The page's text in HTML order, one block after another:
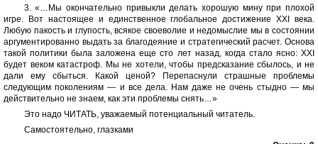
3. «…Мы окончательно привыкли делать хорошую мину при плохой
игре. Вот настоящее и единственное глобальное достижение XXI века.
Любую пакость и глупость, всякое своеволие и недомыслие мы в состоянии
аргументированно выдать за благодеяние и стратегический расчет. Основа
такой политики была заложена еще сто лет назад, когда стало ясно: XXI
будет веком катастроф. Мы не хотели, чтобы предсказание сбылось, и не
дали ему сбыться. Какой ценой? Перепаснули страшные проблемы
следующим поколениям — и все дела. Нам даже не очень стыдно — мы
действительно не знаем, как эти проблемы снять…»
Это надо ЧИТАТЬ, уважаемый потенциальный читатель.
Самостоятельно, глазками